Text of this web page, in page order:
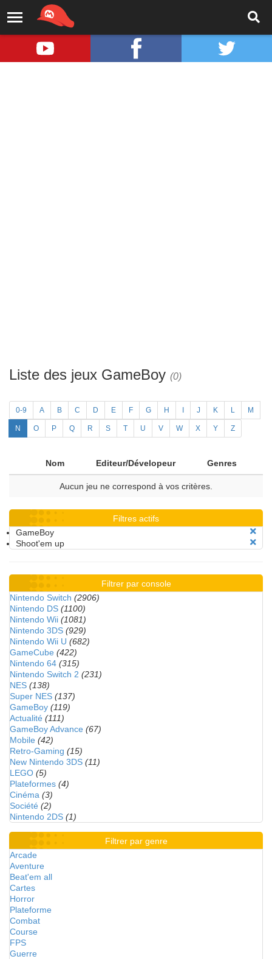
Liste des jeux GameBoy (0)
0-9 A B C D E F G H J K L M
N O P Q R S T U V W X Y Z
Nom Editeur/Dévelopeur Genres
Aucun jeu ne correspond à vos critères.
Filtres actifs
GameBoy
Shoot'em up
Filtrer par console
Nintendo Switch (2906)
Nintendo DS (1100)
Nintendo Wii (1081)
Nintendo 3DS (929)
Nintendo Wii U (682)
GameCube (422)
Nintendo 64 (315)
Nintendo Switch 2 (231)
NES (138)
Super NES (137)
GameBoy (119)
Actualité (111)
GameBoy Advance (67)
Mobile (42)
Retro-Gaming (15)
New Nintendo 3DS (11)
LEGO (5)
Plateformes (4)
Cinéma (3)
Société (2)
Nintendo 2DS (1)
Filtrer par genre
Arcade
Aventure
Beat'em all
Cartes
Horror
Plateforme
Combat
Course
FPS
Guerre